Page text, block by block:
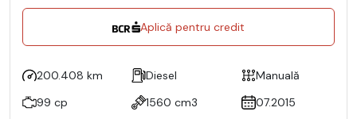
Aplică pentru credit
200.408 km Diesel
Manuală
99 cp
1560 cm3 07.2015